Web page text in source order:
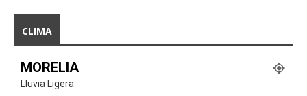
CLIMA
MORELIA
Lluvia Ligera